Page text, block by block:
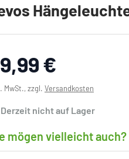
€
MwSt., zzgl. Versandkosten
Derzeit nicht auf Lager
mögen vielleicht auch?